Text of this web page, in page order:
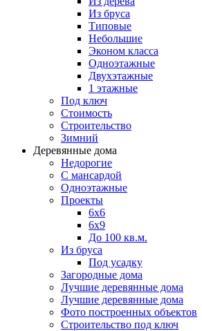
Из бруса
Типовые
Небольшие
Эконом класса
Одноэтажные
Двухэтажные
1 этажные
Под ключ
Стоимость
Строительство
Зимний
Деревянные дома
Недорогие
С мансардой
Одноэтажные
Проекты
6х6
6х9
До 100 кв.м.
Из бруса
Под усадку
Загородные дома
Лучшие деревянные дома
Лучшие деревянные дома
Фото построенных объектов
Строительство под ключ